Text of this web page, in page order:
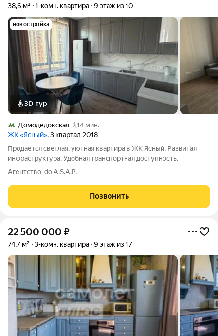
38,6 м² 1-комн. квартира 9 этаж из 10
новостройка
3D-тур
Домодедовская
14 мин.
ЖК «Ясный», 3 квартал 2018
Продается светлая, уютная квартира в ЖК Ясный. Развитая
инфраструктура. Удобная транспортная доступность.
Агентство do A.S.A.P.
Позвонить
22 500 000 ₽
74,7 м² 3-комн. квартира 9 этаж из 17